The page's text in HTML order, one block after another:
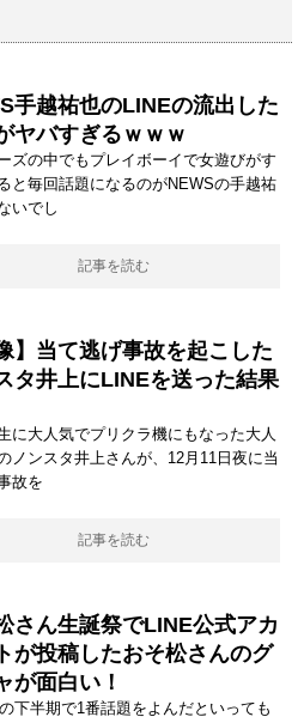
手越祐也のLINEの流出した
ヤバすぎるｗｗｗ
ズの中でもプレイボーイで女遊びがす
と毎回話題になるのがNEWSの手越祐
いでし
記事を読む
】当て逃げ事故を起こした
タ井上にLINEを送った結果
に大人気でプリクラ機にもなった大人
ノンスタ井上さんが、12月11日夜に当
故を
記事を読む
さん生誕祭でLINE公式アカ
が投稿したおそ松さんのグ
が面白い！
下半期で1番話題をよんだといっても